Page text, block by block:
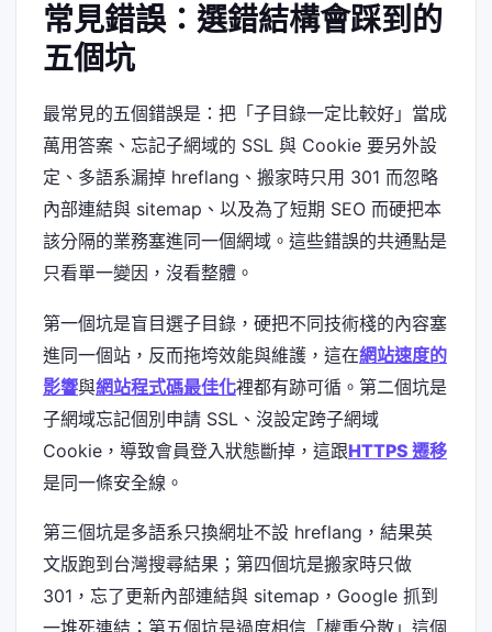
常見錯誤：選錯結構會踩到的
五個坑
最常見的五個錯誤是：把「子目錄一定比較好」當成
萬用答案、忘記子網域的 SSL 與 Cookie 要另外設
定、多語系漏掉 hreflang、搬家時只用 301 而忽略
內部連結與 sitemap、以及為了短期 SEO 而硬把本
該分隔的業務塞進同一個網域。這些錯誤的共通點是
只看單一變因，沒看整體。
第一個坑是盲目選子目錄，硬把不同技術棧的內容塞
進同一個站，反而拖垮效能與維護，這在網站速度的
影響與網站程式碼最佳化裡都有跡可循。第二個坑是
子網域忘記個別申請 SSL、沒設定跨子網域
Cookie，導致會員登入狀態斷掉，這跟HTTPS 遷移
是同一條安全線。
第三個坑是多語系只換網址不設 hreflang，結果英
文版跑到台灣搜尋結果；第四個坑是搬家時只做
301，忘了更新內部連結與 sitemap，Google 抓到